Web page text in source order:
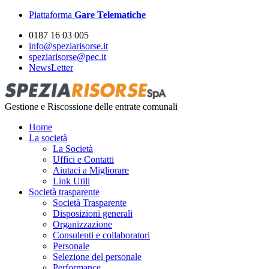
Piattaforma Gare Telematiche
0187 16 03 005
info@speziarisorse.it
speziarisorse@pec.it
NewsLetter
Gestione e Riscossione delle entrate comunali
Home
La società
La Società
Uffici e Contatti
Aiutaci a Migliorare
Link Utili
Società trasparente
Società Trasparente
Disposizioni generali
Organizzazione
Consulenti e collaboratori
Personale
Selezione del personale